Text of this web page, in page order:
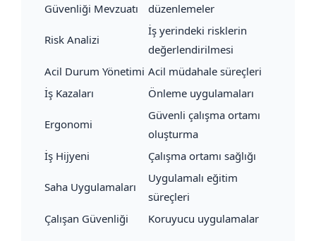
Güvenliği Mevzuatı
düzenlemeler
Risk Analizi
İş yerindeki risklerin
değerlendirilmesi
Acil Durum Yönetimi Acil müdahale süreçleri
İş Kazaları
Önleme uygulamaları
Ergonomi
Güvenli çalışma ortamı
oluşturma
İş Hijyeni
Çalışma ortamı sağlığı
Saha Uygulamaları
Uygulamalı eğitim
süreçleri
Çalışan Güvenliği
Koruyucu uygulamalar